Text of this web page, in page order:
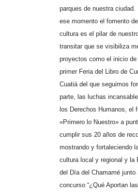
parques de nuestra ciudad.
ese momento el fomento
cultura es el pilar de
transitar que se visibiliza
proyectos como el inicio de
primer Feria del Libro de
Cuatiá del que seguimos
parte, las luchas
los Derechos Humanos, el
«Primero lo Nuestro» a
cumplir sus 20 años de
mostrando y fortaleciendo
cultura local y regional y la
del Día del Chamamé junto
concurso “¿Qué Aportan las